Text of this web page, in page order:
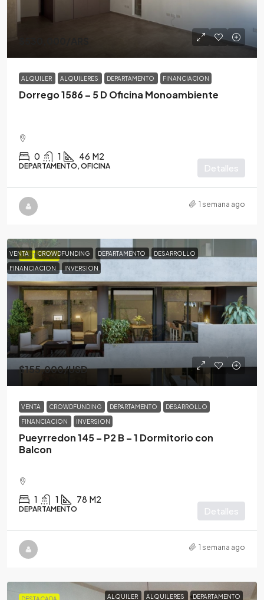
ALQUILER ALQUILERES DEPARTAMENTO FINANCIACION
Dorrego 1586 – 5 D Oficina Monoambiente
0 1 46 M2
DEPARTAMENTO, OFICINA Detalles
1 semana ago
DESTACADA
VENTA CROWDFUNDING DEPARTAMENTO DESARROLLO
FINANCIACION INVERSION
$155,000/USD
VENTA CROWDFUNDING DEPARTAMENTO DESARROLLO
FINANCIACION INVERSION
Pueyrredon 145 – P2 B – 1 Dormitorio con
Balcon
1 1 78 M2
DEPARTAMENTO Detalles
1 semana ago
ALQUILER ALQUILERES DEPARTAMENTO